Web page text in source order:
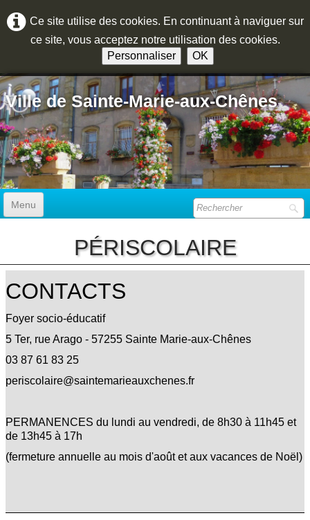
Ce site utilise des cookies. En continuant à naviguer sur
ce site, vous acceptez notre utilisation des cookies.
Personnaliser
OK
Ville de Sainte-Marie-aux-Chênes
Menu
MAIRIE
VILLE▼
SERVICES▼
PÉRISCOLAIRE
CONTACTS
Foyer socio-éducatif
5 Ter, rue Arago - 57255 Sainte Marie-aux-Chênes
03 87 61 83 25
periscolaire@saintemarieauxchenes.fr
PERMANENCES du lundi au vendredi, de 8h30 à 11h45 et
de 13h45 à 17h
(fermeture annuelle au mois d'août et aux vacances de Noël)